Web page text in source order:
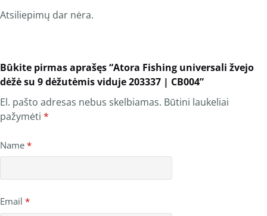
Atsiliepimų dar nėra.
Būkite pirmas aprašęs “Atora Fishing universali žvejo
dėžė su 9 dėžutėmis viduje 203337 | CB004”
El. pašto adresas nebus skelbiamas. Būtini laukeliai
pažymėti *
Name *
Email *